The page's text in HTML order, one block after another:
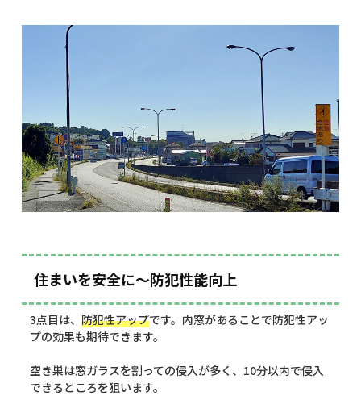
住まいを安全に～防犯性能向上
3点目は、 防犯性アップです。内窓があることで防犯性アッ
プの効果も期待できます。
空き巣は窓ガラスを割っての侵入が多く、10分以内で侵入
できるところを狙います。